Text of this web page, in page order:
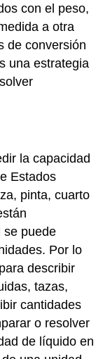
con el peso,
a otra
de conversión
una estrategia
la capacidad
Estados
pinta, cuarto
se puede
Por lo
describir
tazas,
cantidades
o resolver
de líquido en